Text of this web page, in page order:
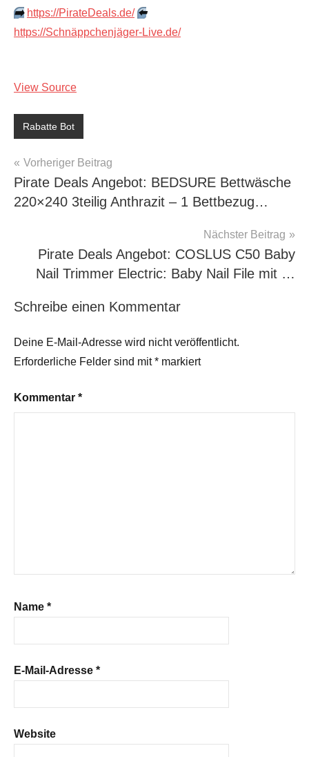
➡️ https://PirateDeals.de/ ⬅️
https://Schnäppchenjäger-Live.de/
View Source
Rabatte Bot
Beitragsnavigation
Vorheriger Beitrag
Pirate Deals Angebot: BEDSURE Bettwäsche
220×240 3teilig Anthrazit – 1 Bettbezug…
Nächster Beitrag
Pirate Deals Angebot: COSLUS C50 Baby
Nail Trimmer Electric: Baby Nail File mit …
Schreibe einen Kommentar
Deine E-Mail-Adresse wird nicht veröffentlicht.
Erforderliche Felder sind mit* markiert
Kommentar *
Name *
E-Mail-Adresse *
Website